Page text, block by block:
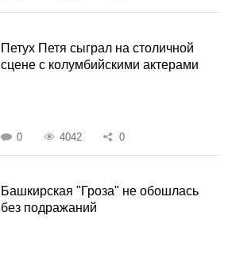
Петух Петя сыграл на столичной
сцене с колумбийскими актерами
0 4042 0
Башкирская "Гроза" не обошлась
без подражаний